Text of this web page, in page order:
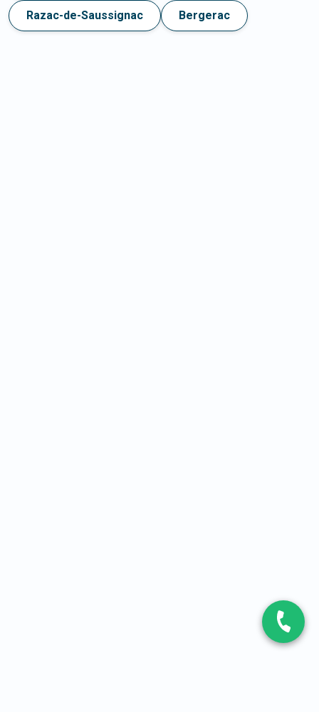
Razac-de-Saussignac Bergerac